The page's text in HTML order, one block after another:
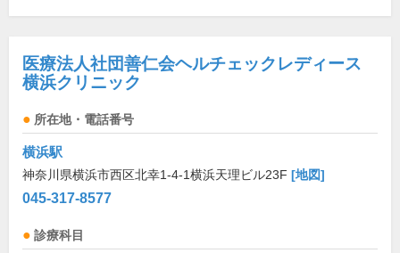
医療法人社団善仁会ヘルチェックレディース
横浜クリニック
所在地・電話番号
横浜駅
神奈川県横浜市西区北幸1-4-1横浜天理ビル23F [地図]
045-317-8577
診療科目